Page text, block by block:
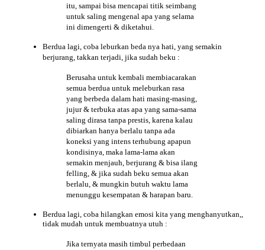
itu, sampai bisa mencapai titik seimbang
untuk saling mengenal apa yang selama
ini dimengerti & diketahui.
Berdua lagi, coba leburkan beda nya hati, yang semakin
berjurang, takkan terjadi, jika sudah beku :
Berusaha untuk kembali membiacarakan
semua berdua untuk meleburkan rasa
yang berbeda dalam hati masing-masing,
jujur & terbuka atas apa yang sama-sama
saling dirasa tanpa prestis, karena kalau
dibiarkan hanya berlalu tanpa ada
koneksi yang intens terhubung apapun
kondisinya, maka lama-lama akan
semakin menjauh, berjurang & bisa ilang
felling, & jika sudah beku semua akan
berlalu, & mungkin butuh waktu lama
menunggu kesempatan & harapan baru.
Berdua lagi, coba hilangkan emosi kita yang menghanyutkan,,
tidak mudah untuk membuatnya utuh :
Jika ternyata masih timbul perbedaan